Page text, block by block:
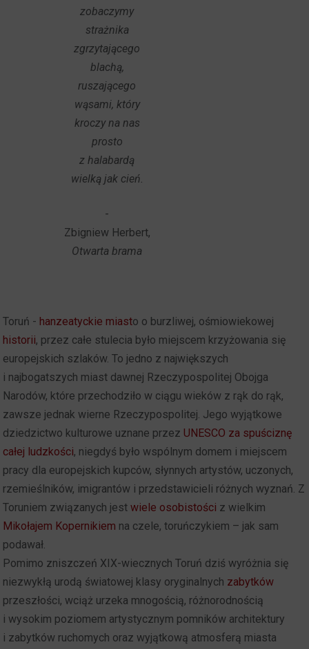
zobaczymy
strażnika
zgrzytającego
blachą,
ruszającego
wąsami, który
kroczy na nas
prosto
z halabardą
wielką jak cień.
-
Zbigniew Herbert,
Otwarta brama
Toruń - hanzeatyckie miasto o burzliwej, ośmiowiekowej
historii, przez całe stulecia było miejscem krzyżowania się
europejskich szlaków. To jedno z największych
i najbogatszych miast dawnej Rzeczypospolitej Obojga
Narodów, które przechodziło w ciągu wieków z rąk do rąk,
zawsze jednak wierne Rzeczypospolitej. Jego wyjątkowe
dziedzictwo kulturowe uznane przez UNESCO za spuściznę
całej ludzkości, niegdyś było wspólnym domem i miejscem
pracy dla europejskich kupców, słynnych artystów, uczonych,
rzemieślników, imigrantów i przedstawicieli różnych wyznań. Z
Toruniem związanych jest wiele osobistości z wielkim
Mikołajem Kopernikiem na czele, toruńczykiem – jak sam
podawał.
Pomimo zniszczeń XIX-wiecznych Toruń dziś wyróżnia się
niezwykłą urodą światowej klasy oryginalnych zabytków
przeszłości, wciąż urzeka mnogością, różnorodnością
i wysokim poziomem artystycznym pomników architektury
i zabytków ruchomych oraz wyjątkową atmosferą miasta